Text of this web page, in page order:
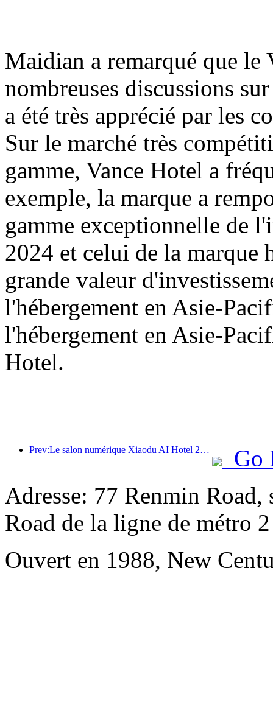
Maidian a remarqué que
nombreuses discussions
a été très apprécié par les
Sur le marché très
gamme, Vance Hotel a
exemple, la marque a
gamme exceptionnelle de
2024 et celui de la marque
grande valeur
l'hébergement en Asie-
l'hébergement en Asie-
Hotel.
Prev:Le salon numérique Xiaodu AI Hotel 2024 s'est terminé avec succès ! Accélérer la reconstruction de la future expérience hôtelière
Go
Adresse: 77 Renmin
Road de la ligne de métro 2
Ouvert en 1988, New